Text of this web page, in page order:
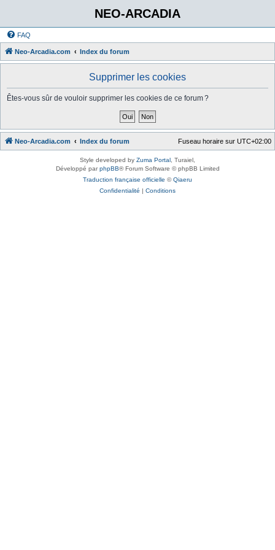
NEO-ARCADIA
FAQ
Neo-Arcadia.com Index du forum
Supprimer les cookies
Êtes-vous sûr de vouloir supprimer les cookies de ce forum ?
Neo-Arcadia.com Index du forum Fuseau horaire sur UTC+02:00
Style developed by Zuma Portal , Turaiel,
Développé parphpBB® Forum Software © phpBB Limited
Traduction française officielle ©Qiaeru
Confidentialité | Conditions